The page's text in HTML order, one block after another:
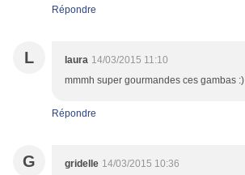
Répondre
L laura 14/03/2015 11:10
mmmh super gourmandes ces gambas :)
Répondre
G gridelle 14/03/2015 10:36